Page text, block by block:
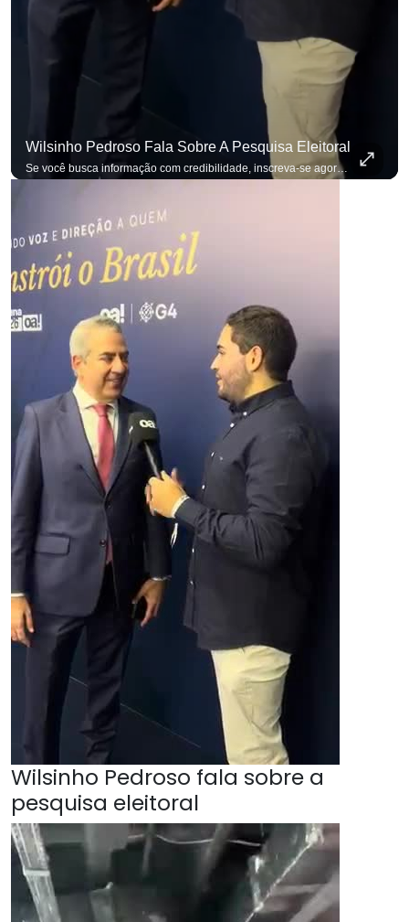
Wilsinho Pedroso Fala Sobre A Pesquisa Eleitoral
Se você busca informação com credibilidade, inscreva-se agora e ative o
Wilsinho Pedroso fala sobre a
pesquisa eleitoral